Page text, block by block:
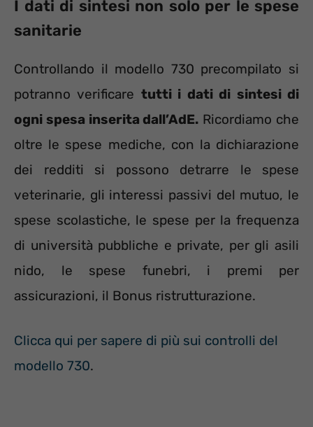
I dati di sintesi non solo per le spese
sanitarie
Controllando il modello 730 precompilato si
potranno verificare tutti i dati di sintesi di
ogni spesa inserita dall’AdE. Ricordiamo che
oltre le spese mediche, con la dichiarazione
dei redditi si possono detrarre le spese
veterinarie, gli interessi passivi del mutuo, le
spese scolastiche, le spese per la frequenza
di università pubbliche e private, per gli asili
nido, le spese funebri, i premi per
assicurazioni, il Bonus ristrutturazione.
Clicca qui per sapere di più sui controlli del
modello 730.